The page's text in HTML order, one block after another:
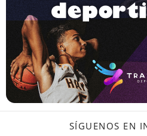
SÍGUENOS EN